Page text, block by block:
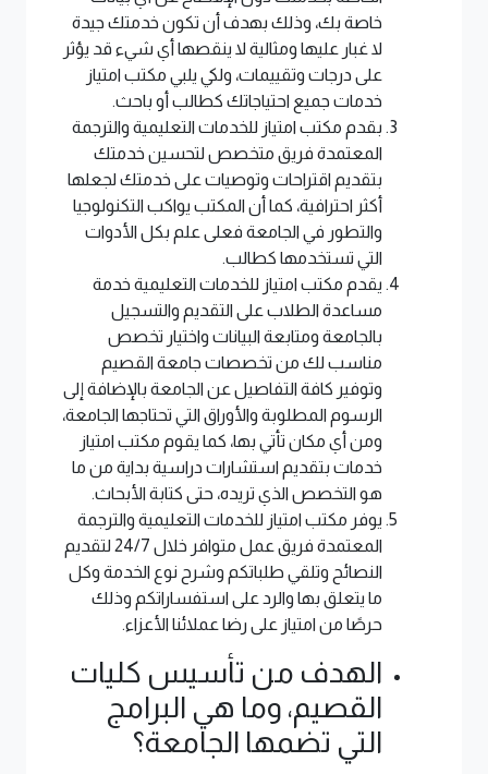
خاصة بك، وذلك بهدف أن تكون خدمتك جيدة
لا غبار عليها ومثالية لا ينقصها أي شيء قد يؤثر
على درجات وتقييمات، ولكي يلبي مكتب امتياز
خدمات جميع احتياجاتك كطالب أو باحث.
بقدم مكتب امتياز للخدمات التعليمية والترجمة
المعتمدة فريق متخصص لتحسين خدمتك
بتقديم اقتراحات وتوصيات على خدمتك لجعلها
أكثر احترافية، كما أن المكتب يواكب التكنولوجيا
والتطور في الجامعة فعلى علم بكل الأدوات
التي تستخدمها كطالب.
يقدم مكتب امتياز للخدمات التعليمية خدمة
مساعدة الطلاب على التقديم والتسجيل
بالجامعة ومتابعة البيانات واختيار تخصص
مناسب لك من تخصصات جامعة القصيم
وتوفير كافة التفاصيل عن الجامعة بالإضافة إلى
الرسوم المطلوبة والأوراق التي تحتاجها الجامعة،
ومن أي مكان تأتي بها، كما يقوم مكتب امتياز
خدمات بتقديم استشارات دراسية بداية من ما
هو التخصص الذي تريده، حتى كتابة الأبحاث.
يوفر مكتب امتياز للخدمات التعليمية والترجمة
المعتمدة فريق عمل متوافر خلال 24/7 لتقديم
النصائح وتلقي طلباتكم وشرح نوع الخدمة وكل
ما يتعلق بها والرد على استفساراتكم وذلك
حرصًا من امتياز على رضا عملائنا الأعزاء.
الهدف من تأسيس كليات
القصيم، وما هي البرامج
التي تضمها الجامعة؟